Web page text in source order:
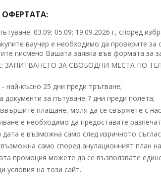
03.09; 05.09; 19.09.2026 г, според
ваучер е необходимо да проверите
писмено Вашата заявка във формата за
ЗАПИТВАНЕТО ЗА СВОБОДНИ МЕСТА ПО
най-късно 25 дни преди тръгване;
документи за пътуване 7 дни преди полета;
плащане, моля да се свържете с
е необходимо да предоставите
е възможна само след изричното
само според анулационният план
промоция можете да се възползвате
условия на този сайт.